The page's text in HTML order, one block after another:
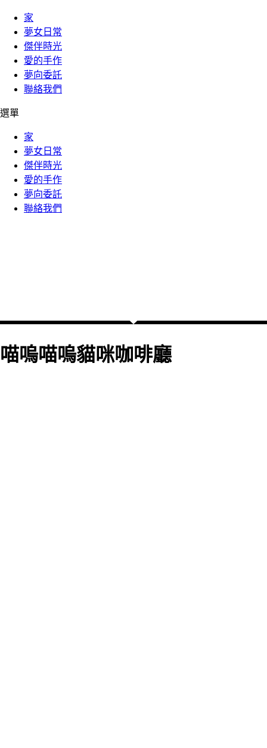
家
夢女日常
傑伴時光
愛的手作
夢向委託
聯絡我們
選單
家
夢女日常
傑伴時光
愛的手作
夢向委託
聯絡我們
喵嗚喵嗚貓咪咖啡廳